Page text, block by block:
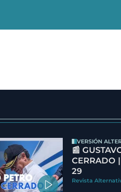
VERSIÓN
📰
CERRADO
29
Revista